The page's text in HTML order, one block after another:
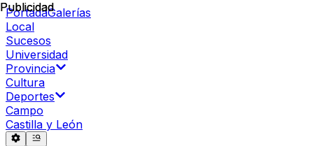
PortadaGalerías
Local
Sucesos
Universidad
Provincia
Cultura
Deportes
Campo
Castilla y León
Publicidad
Publicidad